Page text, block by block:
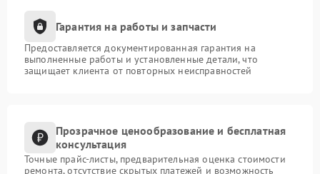
Гарантия на работы и запчасти
Предоставляется документированная гарантия на
выполненные работы и установленные детали, что
защищает клиента от повторных неисправностей
Прозрачное ценообразование и бесплатная
консультация
Точные прайс-листы, предварительная оценка стоимости
ремонта, отсутствие скрытых платежей и возможность